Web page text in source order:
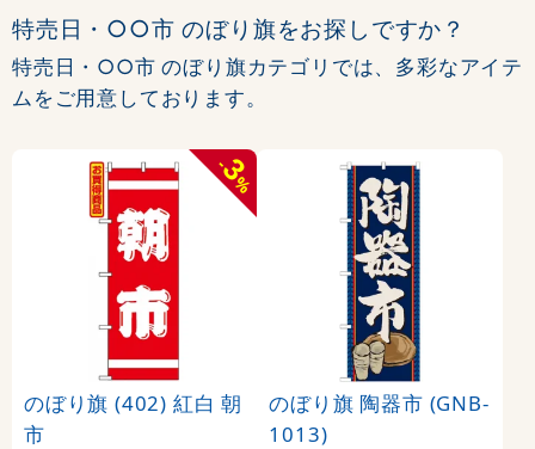
特売日・○○市 のぼり旗をお探しですか？
特売日・○○市 のぼり旗カテゴリでは、多彩なアイテ
ムをご用意しております。
-
3
%
のぼり旗 (402) 紅白 朝
市
のぼり旗 陶器市 (GNB-
1013)